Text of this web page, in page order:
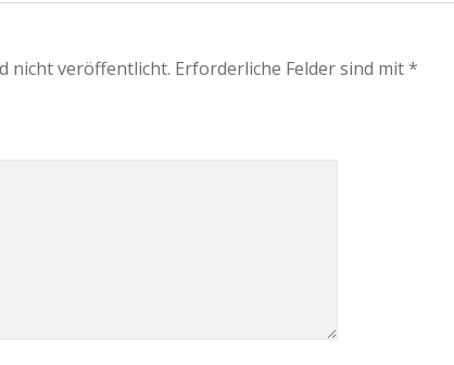
nicht veröffentlicht. Erforderliche Felder sind mit*